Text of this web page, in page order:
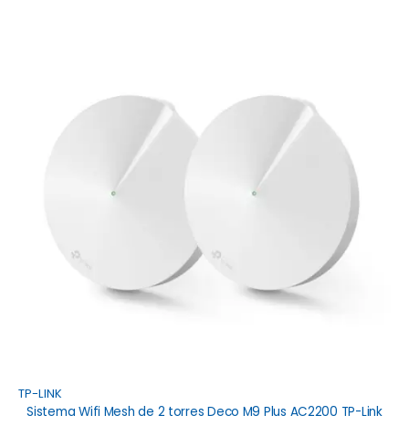
TP-LINK
Sistema Wifi Mesh de 2 torres Deco M9 Plus AC2200 TP-Link